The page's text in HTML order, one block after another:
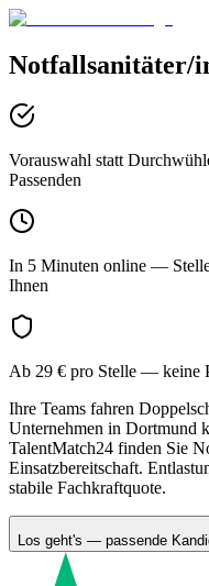
Notfallsanitäter/
Vorauswahl statt
Passenden
In 5 Minuten online — Stelle
Ihnen
Ab 29 € pro Stelle — keine
Ihre Teams fahren
Unternehmen in Dortmund
TalentMatch24 finden Sie
Einsatzbereitschaft.
stabile Fachkraftquote.
Los geht's — passende